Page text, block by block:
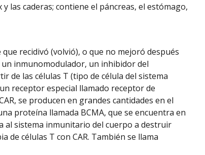
las caderas; contiene el páncreas, el estómago,
recidivó (volvió), o que no mejoró después
inmunomodulador, un inhibidor del
de las células T (tipo de célula del sistema
receptor especial llamado receptor de
se producen en grandes cantidades en el
proteína llamada BCMA, que se encuentra en
al sistema inmunitario del cuerpo a destruir
de células T con CAR. También se llama